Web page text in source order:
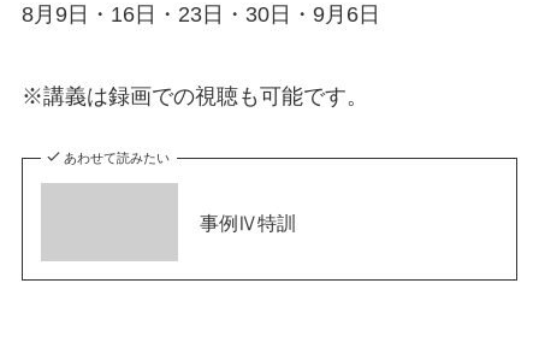
8月9日・16日・23日・30日・9月6日
​※講義は録画での視聴も可能です。
あわせて読みたい
事例Ⅳ特訓